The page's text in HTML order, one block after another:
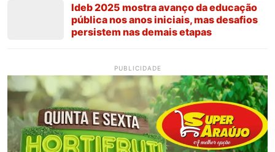
Ideb 2025 mostra avanço da educação
pública nos anos iniciais, mas desafios
persistem nas demais etapas
PUBLICIDADE